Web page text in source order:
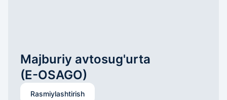
Majburiy avtosug'urta
(E-OSAGO)
Rasmiylashtirish